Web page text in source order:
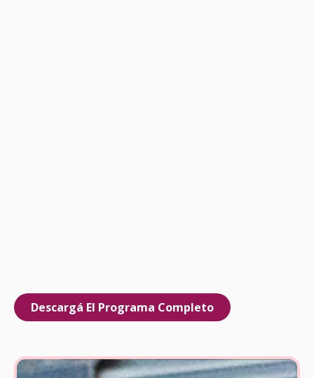
Descargá El Programa Completo